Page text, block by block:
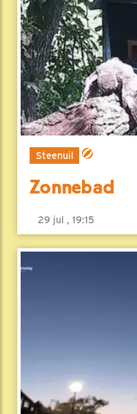
Steenuil
Zonnebad
29 jul , 19:15